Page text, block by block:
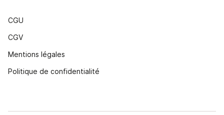
CGU
CGV
Mentions légales
Politique de confidentialité